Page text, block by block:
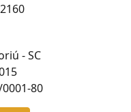
- SC
0001-80